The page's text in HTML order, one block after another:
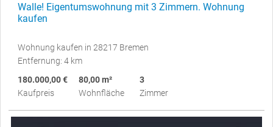
Walle! Eigentumswohnung mit 3 Zimmern. Wohnung
kaufen
Wohnung kaufen in 28217 Bremen
Entfernung: 4 km
180.000,00 €
Kaufpreis
80,00 m²
Wohnfläche
3
Zimmer